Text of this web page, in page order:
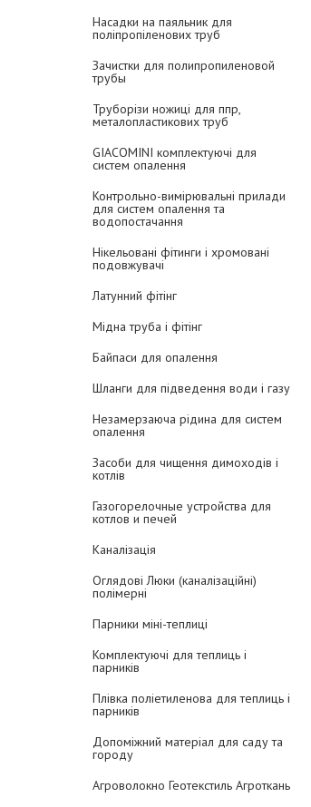
Насадки на паяльник для
поліпропіленових труб
Зачистки для полипропиленовой
трубы
Труборізи ножиці для ппр,
металопластикових труб
GIACOMINI комплектуючі для
систем опалення
Контрольно-вимірювальні прилади
для систем опалення та
водопостачання
Нікельовані фітинги і хромовані
подовжувачі
Латунний фітінг
Мідна труба і фітінг
Байпаси для опалення
Шланги для підведення води і газу
Незамерзаюча рідина для систем
опалення
Засоби для чищення димоходів і
котлів
Газогорелочные устройства для
котлов и печей
Каналізація
Оглядові Люки (каналізаційні)
полімерні
Парники міні-теплиці
Комплектуючі для теплиць і
парників
Плівка поліетиленова для теплиць і
парників
Допоміжний матеріал для саду та
городу
Агроволокно Геотекстиль Агроткань